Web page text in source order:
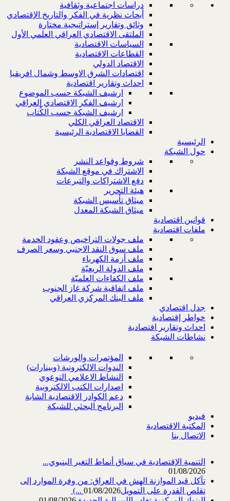
دراسات اجتماعية وثقافية
أبحاث نظرية في الفكر والتاريخ الإقتصادي
وثائق وتقارير إستراتيجية مختارة
الملتقى الاقتصادي العراقي العلمي الأول
السياسات الاقتصادية
القطاعات الاقتصادية
الاقتصاد الدولي
اقتصادات الشرق الاوسط وشمال افريقيا
احداث وتقارير اقتصادية
ارشيف الشبكة حسب الموضوع
ارشيف الفكر الاقتصادي العراقي
ارشيف الشبكة حسب الكُتاب
الاقتصاد العراقي الكلي
القضايا الاقتصادية الرئيسية
الرئيسية
حول الشبكة
شروط وقواعد النشر
الاشتراك في موقع الشبكة
دفع الاشتراكات والتبرعات
هيئة التحرير
ميثاق تأسيس الشبكة
ميثاق الشبكة المعدل
قوانين اقتصادية
ملفات اقتصادية
ملف جولات التراخيص وعقود الخدمة
ملف سوق النقد الاجنبي وسعر الصرف
ملف أزمة الكهرباء
ملف الدولة الريعيّة
ملف الكفاءات العلميّة
ملف اتفاقية شركة غاز الجنوب
ملف البنك المركزي العراقي
جدل اقتصادي
خواطر إقتصادية
احداث وتقارير اقتصادية
نشاطات الشبكة
المؤتمرات والورشات
الندوات الالكترونية (وبينارات)
النشاط الاعلامي التوعوي
اصدارات الكتب الالكترونية
دعم الكوادر الاقتصادية الشابة
البرنامج البحثي للشبكة
فيديو
المكتبة الاقتصادية
الاتصال بنا
التنمية الإقتصادية في سياق أنماط التغير البنيوي...
01/08/2026
تآكل قيد الموازنة الهش في العراق: من وفرة الموارد إلى
تقلص القدرة على التمويل‎ (...01/08/2026